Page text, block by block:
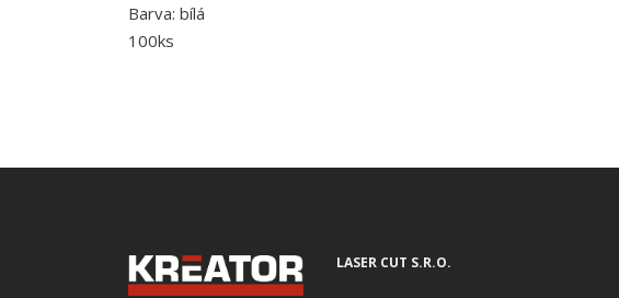
Barva: bílá
100ks
LASER CUT S.R.O.